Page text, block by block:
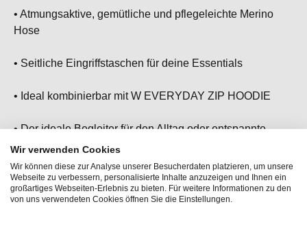
• Atmungsaktive, gemütliche und pflegeleichte Merino
Hose
• Seitliche Eingriffstaschen für deine Essentials
• Ideal kombinierbar mit W EVERYDAY ZIP HOODIE
• Der ideale Begleiter für den Alltag oder entspannte
Stunden
Wir verwenden Cookies
Wir können diese zur Analyse unserer Besucherdaten platzieren, um unsere
Webseite zu verbessern, personalisierte Inhalte anzuzeigen und Ihnen ein
großartiges Webseiten-Erlebnis zu bieten. Für weitere Informationen zu den
von uns verwendeten Cookies öffnen Sie die Einstellungen.